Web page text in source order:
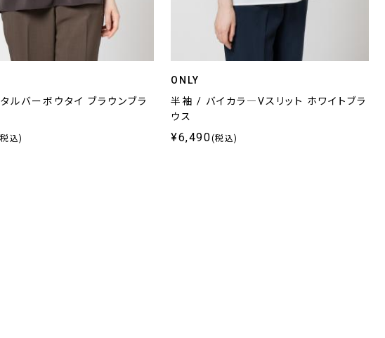
ルバーボウタイ ブラウンブラ
込)
ONLY
半袖 / バイカラ―Vスリット ホワイトブラ
ウス
¥6,490(税込)